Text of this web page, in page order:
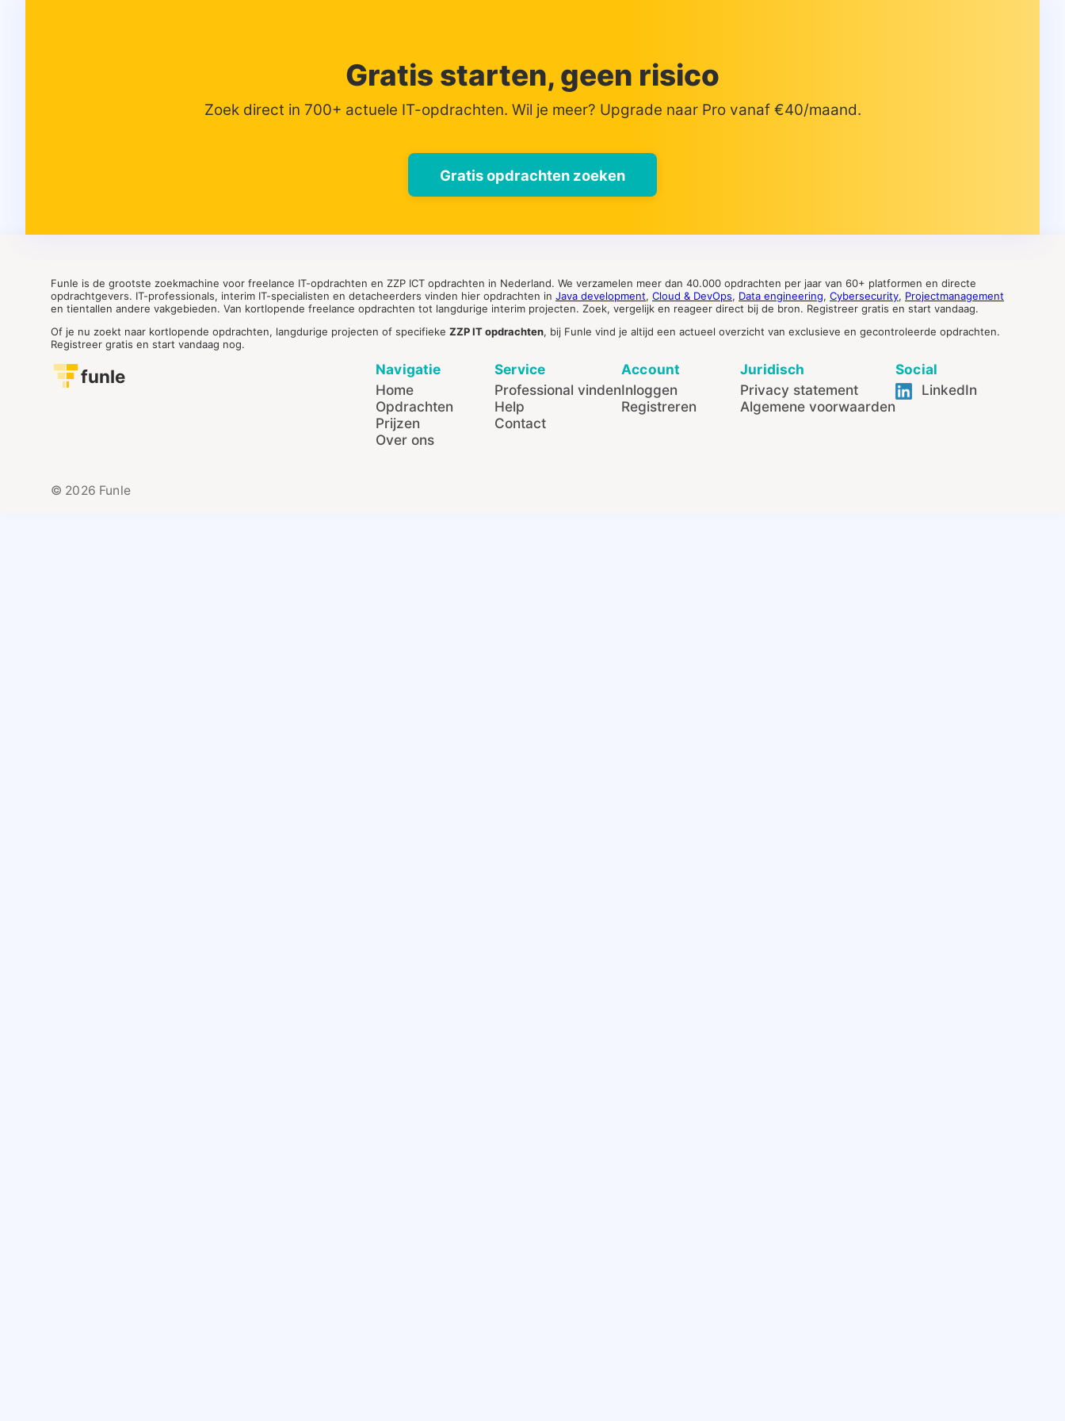
Gratis starten, geen risico
Zoek direct in 700+ actuele IT-opdrachten. Wil je meer? Upgrade naar Pro vanaf €40/maand.
Gratis opdrachten zoeken
Funle is de grootste zoekmachine voor freelance IT-opdrachten en ZZP ICT opdrachten in Nederland. We verzamelen meer dan 40.000 opdrachten per jaar van 60+ platformen en directe
opdrachtgevers. IT-professionals, interim IT-specialisten en detacheerders vinden hier opdrachten in Java development, Cloud & DevOps, Data engineering, Cybersecurity, Projectmanagement
en tientallen andere vakgebieden. Van kortlopende freelance opdrachten tot langdurige interim projecten. Zoek, vergelijk en reageer direct bij de bron. Registreer gratis en start vandaag.
Of je nu zoekt naar kortlopende opdrachten, langdurige projecten of specifieke ZZP IT opdrachten, bij Funle vind je altijd een actueel overzicht van exclusieve en gecontroleerde opdrachten.
Registreer gratis en start vandaag nog.
funle
Navigatie
Home
Opdrachten
Prijzen
Over ons
Service
Professional vinden
Help
Contact
Account
Inloggen
Registreren
Juridisch
Privacy statement
Algemene voorwaarden
Social
LinkedIn
© 2026 Funle